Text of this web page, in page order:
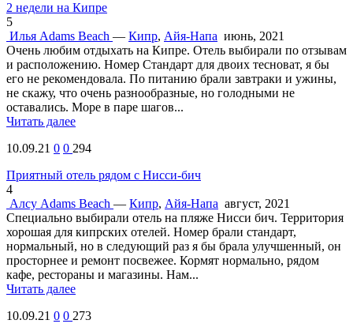
2 недели на Кипре
5
Илья Adams Beach — Кипр, Айя-Напа июнь, 2021
Очень любим отдыхать на Кипре. Отель выбирали по отзывам
и расположению. Номер Стандарт для двоих тесноват, я бы
его не рекомендовала. По питанию брали завтраки и ужины,
не скажу, что очень разнообразные, но голодными не
оставались. Море в паре шагов...
Читать далее
10.09.21 0 0 294
Приятный отель рядом с Нисси-бич
4
Алсу Adams Beach — Кипр, Айя-Напа август, 2021
Специально выбирали отель на пляже Нисси бич. Территория
хорошая для кипрских отелей. Номер брали стандарт,
нормальный, но в следующий раз я бы брала улучшенный, он
просторнее и ремонт посвежее. Кормят нормально, рядом
кафе, рестораны и магазины. Нам...
Читать далее
10.09.21 0 0 273